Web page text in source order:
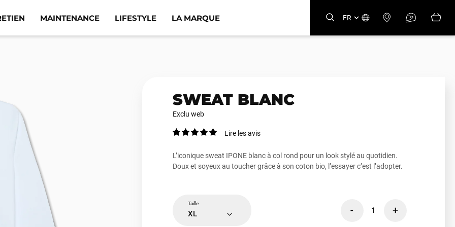
MAINTENANCE LIFESTYLE LA MARQUE FR
SWEAT BLANC
Exclu web
Lire les avis
Taille
XL - 1 +
L’iconique sweat IPONE blanc à col rond pour un look stylé au quotidien.
Doux et soyeux au toucher grâce à son coton bio, l’essayer c’est l’adopter.